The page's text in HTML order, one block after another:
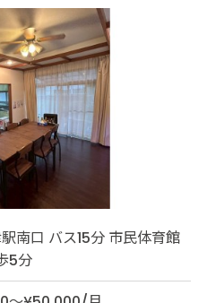
南口 バス15分 市民体育館
5分